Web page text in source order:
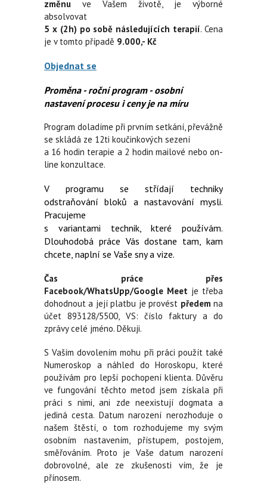
změnu ve Vašem životě, je výborné
absolvovat
5 x (2h) po sobě následujících terapií. Cena
je v tomto případě 9.000,- Kč
Objednat se
Proměna - roční program - osobní
nastavení procesu i ceny je na míru
Program doladíme při prvním setkání, převážně
se skládá ze 12ti koučinkových sezení
a 16 hodin terapie a 2 hodin mailové nebo on-
line konzultace.
V programu se střídají techniky
odstraňování bloků a nastavování mysli.
Pracujeme
s variantami technik, které používám.
Dlouhodobá práce Vás dostane tam, kam
chcete, naplní se Vaše sny a vize.
Čas práce přes
Facebook/WhatsUpp/Google Meet je třeba
dohodnout a její platbu je provést předem na
účet 893128/5500, VS: číslo faktury a do
zprávy celé jméno. Děkuji.
S Vaším dovolením mohu při práci použít také
Numeroskop a náhled do Horoskopu, které
používám pro lepší pochopení klienta. Důvěru
ve fungování těchto metod jsem získala při
práci s nimi, ani zde neexistují dogmata a
jediná cesta. Datum narození nerozhoduje o
našem štěstí, o tom rozhodujeme my svým
osobním nastavením, přístupem, postojem,
směřováním. Proto je Vaše datum narození
dobrovolné, ale ze zkušenosti vím, že je
přínosem.